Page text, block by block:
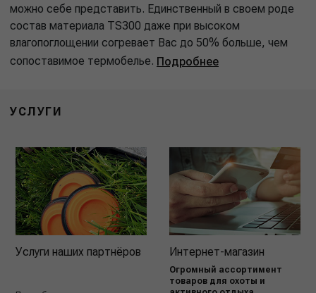
можно себе представить. Единственный в своем роде
состав материала TS300 даже при высоком
влагопоглощении согревает Вас до 50% больше, чем
сопоставимое термобелье. Подробнее
УСЛУГИ
Услуги наших партнёров Интернет-магазин
Огромный ассортимент
товаров для охоты и